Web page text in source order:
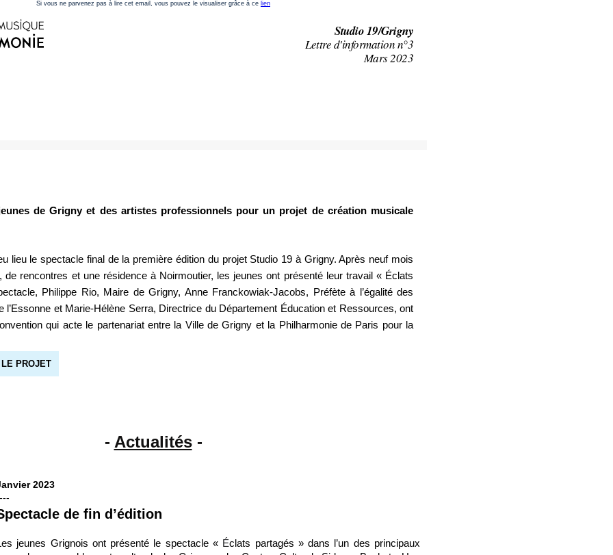
Si vous ne parvenez pas à lire cet email, vous pouvez le visualiser grâce à ce lien
Studio 19/Grigny
Lettre d'information n°3
Mars 2023
de Grigny et des artistes professionnels pour un projet de création musicale
lieu le spectacle final de la première édition du projet Studio 19 à Grigny. Après neuf mois
de rencontres et une résidence à Noirmoutier, les jeunes ont présenté leur travail « Éclats
Philippe Rio, Maire de Grigny, Anne Franckowiak-Jacobs, Préfète à l’égalité des
l’Essonne et Marie-Hélène Serra, Directrice du Département Éducation et Ressources, ont
qui acte le partenariat entre la Ville de Grigny et la Philharmonie de Paris pour la
PROJET
- Actualités-
2023
de fin d’édition
jeunes Grignois ont présenté le spectacle « Éclats partagés » dans l’un des principaux